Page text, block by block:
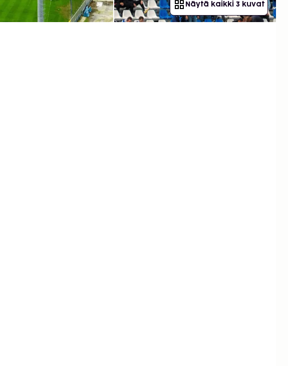
Näytä kaikki 3 kuvat